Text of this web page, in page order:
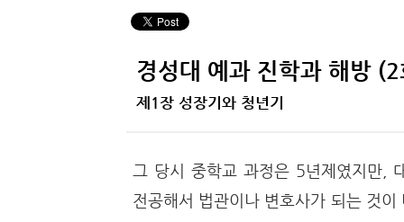
경성대 예과 진학과 해방
제1장 성장기와 청년기
그 당시 중학교 과정은 5년제였지만,
전공해서 법관이나 변호사가 되는 것